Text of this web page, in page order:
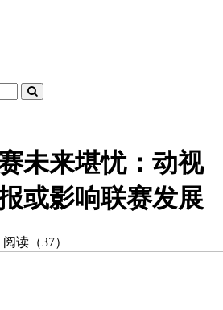
未来堪忧：动视
或影响联赛发展
阅读（37）